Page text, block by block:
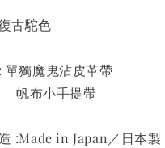
古駝色
單獨魔鬼沾皮革帶
小手提帶
:Made in Japan／日本製